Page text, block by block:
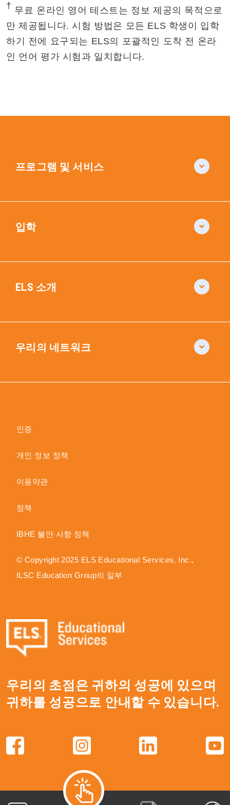
† 무료 온라인 영어 테스트는 정보 제공의 목적으로
만 제공됩니다. 시험 방법은 모든 ELS 학생이 입학
하기 전에 요구되는 ELS의 포괄적인 도착 전 온라
인 언어 평가 시험과 일치합니다.
우리의 초점은 귀하의 성공에 있으며
귀하를 성공으로 안내할 수 있습니다.
프로그램 및 서비스
입학
ELS 소개
우리의 네트워크
인증
개인 정보 정책
이용약관
정책
IBHE 불만 사항 정책
© Copyright 2025 ELS Educational Services, Inc.,
ILSC Education Group의 일부